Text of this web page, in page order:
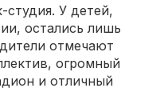
студия. У детей,
остались лишь
отмечают
огромный
и отличный